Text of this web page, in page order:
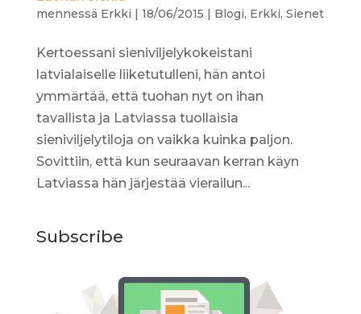
mennessä Erkki | 18/06/2015 | Blogi, Erkki, Sienet
Kertoessani sieniviljelykokeistani
latvialaiselle liiketutulleni, hän antoi
ymmärtää, että tuohan nyt on ihan
tavallista ja Latviassa tuollaisia
sieniviljelytiloja on vaikka kuinka paljon.
Sovittiin, että kun seuraavan kerran käyn
Latviassa hän järjestää vierailun...
Subscribe